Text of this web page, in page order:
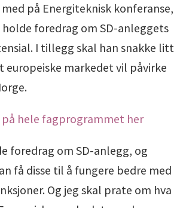
på Energiteknisk konferanse,
holde foredrag om SD-anleggets
I tillegg skal han snakke litt
europeiske markedet vil påvirke
hele fagprogrammet her
foredrag om SD-anlegg, og
få disse til å fungere bedre med
Og jeg skal prate om hva